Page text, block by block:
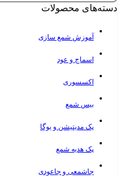
دسته‌های محصولات
آموزش شمع سازی
اسماج و عود
اکسسوری
بیس شمع
پک مدیتیشن و یوگا
پک هدیه شمع
جاشمعی و جاعودی